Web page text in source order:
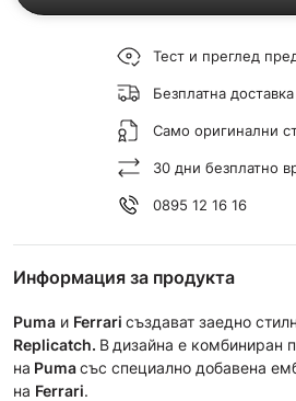
Тест и преглед
Безплатна
Само оригинални
30 дни безплатно
0895 12 16 16
Информация за продукта
Puma и Ferrari създават заедно
Replicatch. В дизайна е комбиниран
на Pumaсъс специално добавена
на Ferrari.